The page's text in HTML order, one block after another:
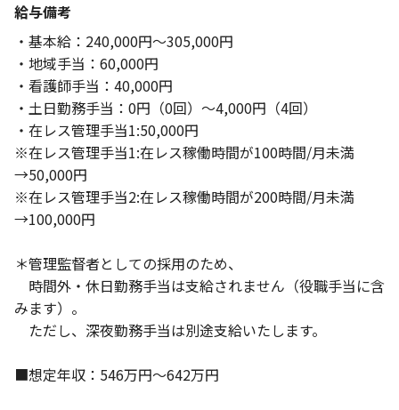
給与備考
・基本給：240,000円～305,000円
・地域手当：60,000円
・看護師手当：40,000円
・土日勤務手当：0円（0回）～4,000円（4回）
・在レス管理手当1:50,000円
※在レス管理手当1:在レス稼働時間が100時間/月未満
→50,000円
※在レス管理手当2:在レス稼働時間が200時間/月未満
→100,000円
＊管理監督者としての採用のため、
時間外・休日勤務手当は支給されません（役職手当に含
みます）。
ただし、深夜勤務手当は別途支給いたします。
■想定年収：546万円～642万円